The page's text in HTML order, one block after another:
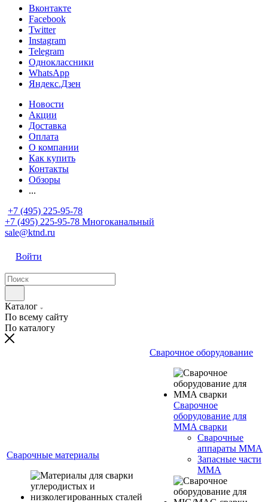
Вконтакте
Facebook
Twitter
Instagram
Telegram
Одноклассники
WhatsApp
Яндекс.Дзен
Новости
Акции
Доставка
Оплата
О компании
Как купить
Контакты
Обзоры
...
+7 (495) 225-95-78
+7 (495) 225-95-78 Многоканальный
sale@ktnd.ru
Войти
Каталог
По всему сайту
По каталогу
Сварочные материалы
Сварочное оборудование
Сварочное
оборудование для
MMA сварки
Сварочные
аппараты MMA
Запасные части
MMA